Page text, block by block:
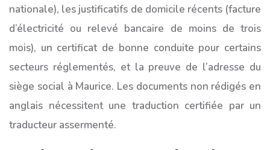
nationale), les justificatifs de domicile récents (facture
d’électricité ou relevé bancaire de moins de trois
mois), un certificat de bonne conduite pour certains
secteurs réglementés, et la preuve de l’adresse du
siège social à Maurice. Les documents non rédigés en
anglais nécessitent une traduction certifiée par un
traducteur assermenté.